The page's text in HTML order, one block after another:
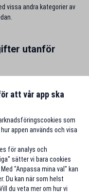
vissa andra kategorier av
utanför
dock dina personuppgifter
oss av tjänster från
till USA. Dessa
från EU-
förEU-US Data Privacy
bedömt att USA har en
som certifierat sig under
Metas och
att söka på respektive
att vår app ska
som
appen används och visa
för analys och
sätter vi bara cookies
"Anpassa mina val" kan
Du kan när som helst
du veta mer om hur vi